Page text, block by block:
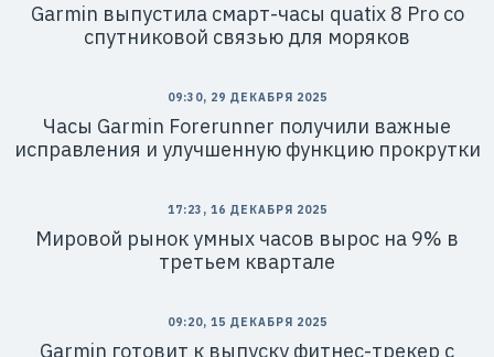
Garmin выпустила смарт-часы quatix 8 Pro со
спутниковой связью для моряков
09:30, 29 ДЕКАБРЯ 2025
Часы Garmin Forerunner получили важные
исправления и улучшенную функцию прокрутки
17:23, 16 ДЕКАБРЯ 2025
Мировой рынок умных часов вырос на 9% в
третьем квартале
09:20, 15 ДЕКАБРЯ 2025
Garmin готовит к выпуску фитнес-трекер с